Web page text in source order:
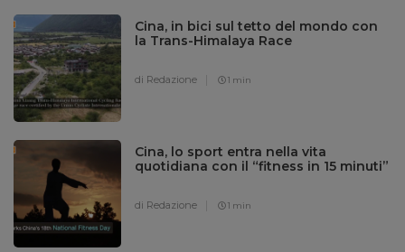
Cina, in bici sul tetto del mondo con
la Trans-Himalaya Race
di Redazione 1 min
Cina, lo sport entra nella vita
quotidiana con il “fitness in 15 minuti”
di Redazione 1 min